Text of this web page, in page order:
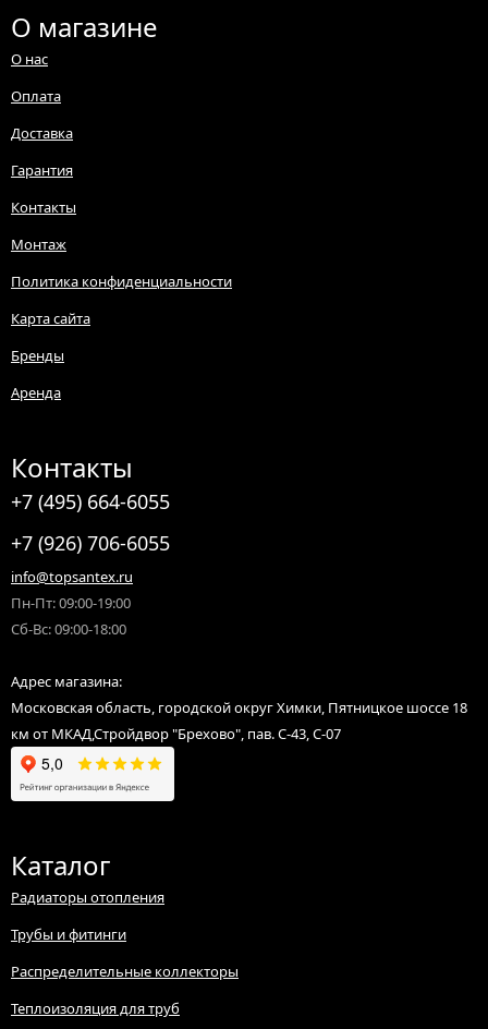
О магазине
О нас
Оплата
Доставка
Гарантия
Контакты
Монтаж
Политика конфиденциальности
Карта сайта
Бренды
Аренда
Контакты
+7 (495) 664-6055
+7 (926) 706-6055
info@topsantex.ru
Пн-Пт: 09:00-19:00
Сб-Вс: 09:00-18:00
Адрес магазина:
Московская область, городской округ Химки, Пятницкое шоссе 18
км от МКАД,Стройдвор "Брехово", пав. С-43, С-07
Каталог
Радиаторы отопления
Трубы и фитинги
Распределительные коллекторы
Теплоизоляция для труб